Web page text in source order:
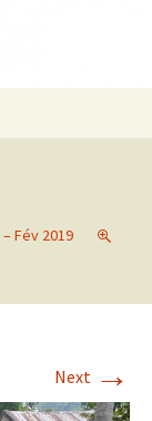
Fév 2019
Next →